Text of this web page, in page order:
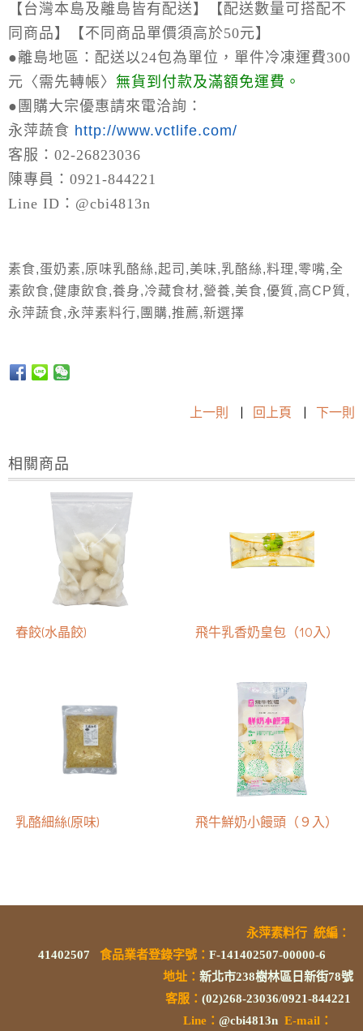
【台灣本島及離島皆有配送】【配送數量可搭配不
同商品】【不同商品單價須高於50元】
●離島地區： 配送以24包為單位，單件冷凍運費300
元〈需先轉帳〉 無貨到付款及滿額免運費。
● 團購大宗優惠請來電洽詢：
永萍蔬食 http://www.vctlife.com/
客服：02-26823036
陳專員：0921-844221
Line ID：@cbi4813n
素食,蛋奶素,原味乳酪絲,起司,美味,乳酪絲,料理,零嘴,全
素飲食,健康飲食,養身,冷藏食材,營養,美食,優質,高CP質,
永萍蔬食,永萍素料行,團購,推薦,新選擇
上一則 | 回上頁 | 下一則
相關商品
春餃(水晶餃) 飛牛乳香奶皇包（10入）
乳酪細絲(原味) 飛牛鮮奶小饅頭（９入）
永萍素料行 統編 ：
41402507
食品業者登錄字號： F-141402507-00000-6
地址： 新北市238樹林區日新街78號
客服： (02)268-23036/0921-844221
Line： @cbi4813n E-mail：